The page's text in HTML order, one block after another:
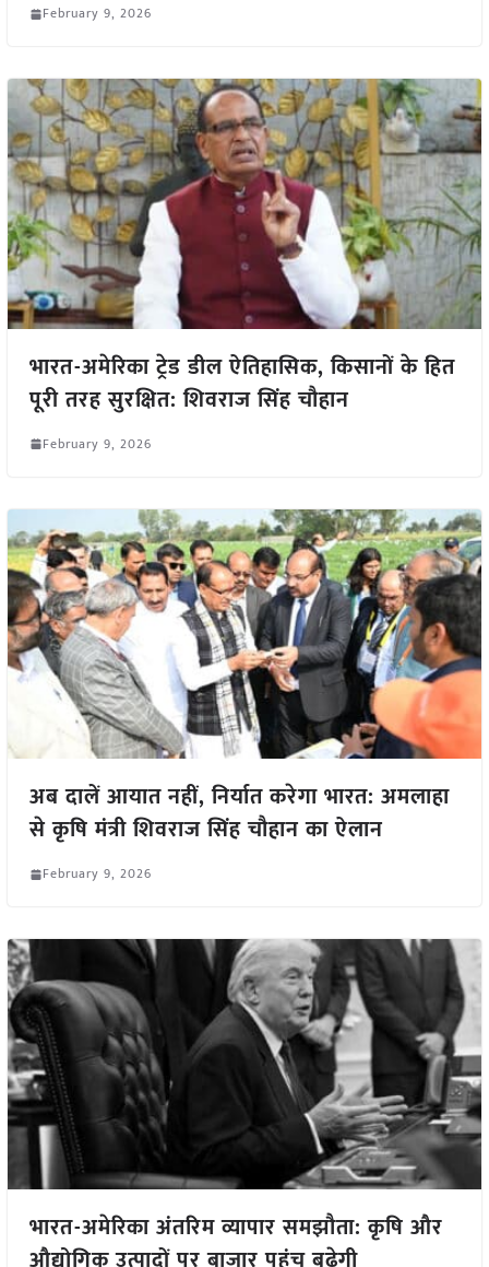
February 9, 2026
भारत-अमेरिका ट्रेड डील ऐतिहासिक, किसानों के हित
पूरी तरह सुरक्षित: शिवराज सिंह चौहान
February 9, 2026
अब दालें आयात नहीं, निर्यात करेगा भारत: अमलाहा
से कृषि मंत्री शिवराज सिंह चौहान का ऐलान
February 9, 2026
भारत-अमेरिका अंतरिम व्यापार समझौता: कृषि और